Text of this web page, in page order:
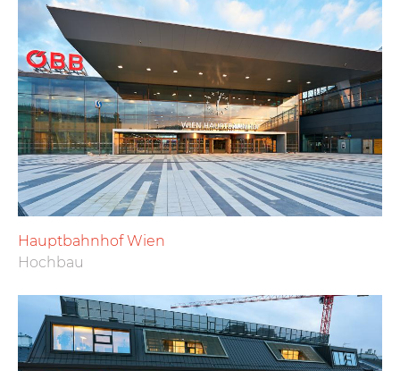
Hauptbahnhof Wien
Hochbau